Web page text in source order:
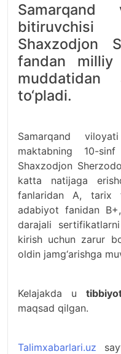
Samarqand
Shaxzodjon
fandan milliy
to‘pladi.
Samarqand
maktabning 10-
Shaxzodjon
katta natijaga
fanlaridan A, tarix
adabiyot fanidan
darajali
kirish uchun zarur
oldin jamg‘arishga
Kelajakda u
maqsad qilgan.
Talimxabarlari.uz